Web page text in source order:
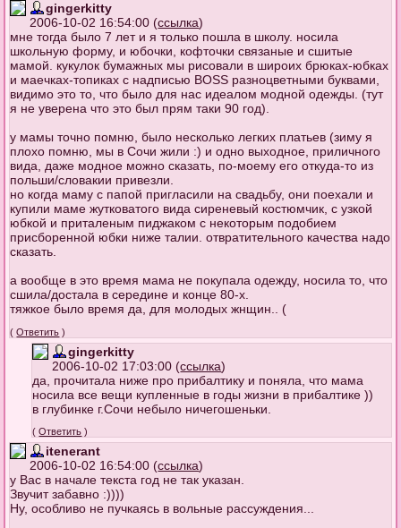
gingerkitty
2006-10-02 16:54:00 (ссылка)
мне тогда было 7 лет и я только пошла в школу. носила
школьную форму, и юбочки, кофточки связаные и сшитые
мамой. кукулок бумажных мы рисовали в широих брюках-юбках
и маечках-топиках с надписью BOSS разноцветными буквами,
видимо это то, что было для нас идеалом модной одежды. (тут
я не уверена что это был прям таки 90 год).
у мамы точно помню, было несколько легких платьев (зиму я
плохо помню, мы в Сочи жили :) и одно выходное, приличного
вида, даже модное можно сказать, по-моему его откуда-то из
польши/словакии привезли.
но когда маму с папой пригласили на свадьбу, они поехали и
купили маме жутковатого вида сиреневый костюмчик, с узкой
юбкой и приталеным пиджаком с некоторым подобием
присборенной юбки ниже талии. отвратительного качества надо
сказать.
а вообще в это время мама не покупала одежду, носила то, что
сшила/достала в середине и конце 80-х.
тяжкое было время да, для молодых жнщин.. (
(Ответить )
gingerkitty
2006-10-02 17:03:00 (ссылка)
да, прочитала ниже про прибалтику и поняла, что мама
носила все вещи купленные в годы жизни в прибалтике ))
в глубинке г.Сочи небыло ничегошеньки.
(Ответить )
itenerant
2006-10-02 16:54:00 (ссылка)
у Вас в начале текста год не так указан.
Звучит забавно :))))
Ну, особливо не пучкаясь в вольные рассуждения...